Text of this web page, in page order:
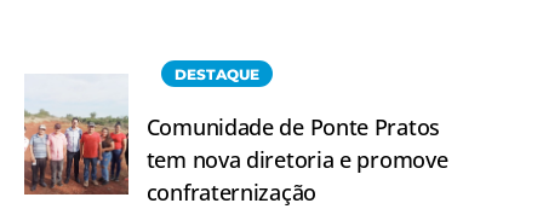
DESTAQUE
Comunidade de Ponte Pratos
tem nova diretoria e promove
confraternização